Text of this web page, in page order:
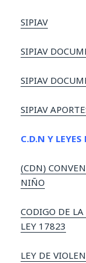
SIPIAV
SIPIAV
SIPIAV
SIPIAV
C.D.N Y
(CDN)
NIÑO
CODIGO DE
LEY 17823
LEY DE